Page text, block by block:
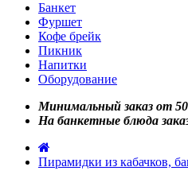
Банкет
Фуршет
Кофе брейк
Пикник
Напитки
Оборудование
Минимальный заказ от
На банкетные блюда
Пирамидки из кабачков,